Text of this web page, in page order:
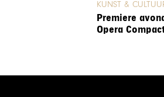
KUNST &
Premiere
Opera